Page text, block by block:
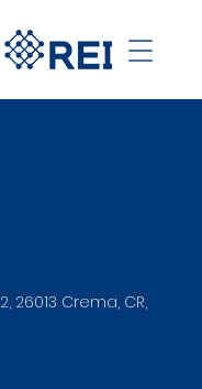
26013 Crema, CR,